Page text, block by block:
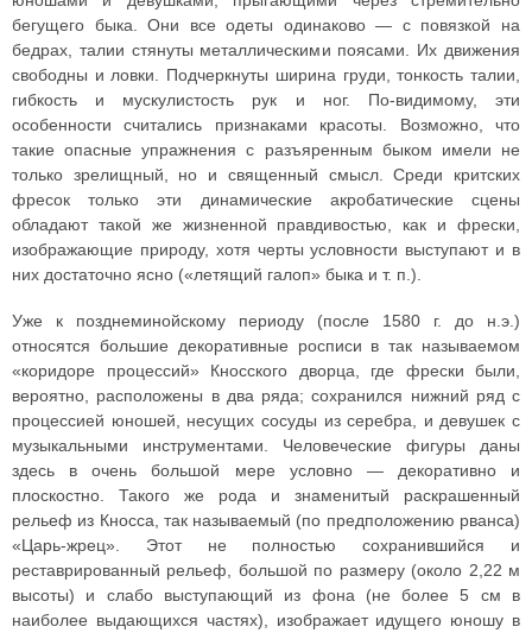
бегущего быка. Они все одеты одинаково — с повязкой на
бедрах, талии стянуты металлическими поясами. Их движения
свободны и ловки. Подчеркнуты ширина груди, тонкость талии,
гибкость и мускулистость рук и ног. По-видимому, эти
особенности считались признаками красоты. Возможно, что
такие опасные упражнения с разъяренным быком имели не
только зрелищный, но и священный смысл. Среди критских
фресок только эти динамические акробатические сцены
обладают такой же жизненной правдивостью, как и фрески,
изображающие природу, хотя черты условности выступают и в
них достаточно ясно («летящий галоп» быка и т. п.).
Уже к позднеминойскому периоду (после 1580 г. до н.э.)
относятся большие декоративные росписи в так называемом
«коридоре процессий» Кносского дворца, где фрески были,
вероятно, расположены в два ряда; сохранился нижний ряд с
процессией юношей, несущих сосуды из серебра, и девушек с
музыкальными инструментами. Человеческие фигуры даны
здесь в очень большой мере условно — декоративно и
плоскостно. Такого же рода и знаменитый раскрашенный
рельеф из Кносса, так называемый (по предположению рванса)
«Царь-жрец». Этот не полностью сохранившийся и
реставрированный рельеф, большой по размеру (около 2,22 м
высоты) и слабо выступающий из фона (не более 5 см в
наиболее выдающихся частях), изображает идущего юношу в